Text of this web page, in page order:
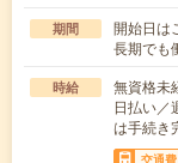
期間
開始日
長期でも
時給
無資格
日払い／
は手続き
交通費